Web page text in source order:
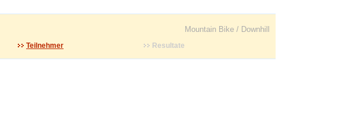
Mountain Bike / Downhill
Teilnehmer Resultate